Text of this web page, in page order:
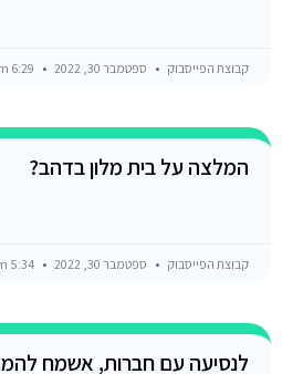
קבוצת הפייסבוק ספטמבר 30, 2022
המלצה על בית מלון בדהב?
קבוצת הפייסבוק ספטמבר 30, 2022
לנסיעה עם חברות, אשמח